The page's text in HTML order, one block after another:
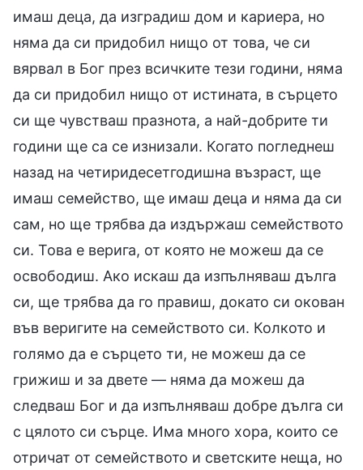
имаш деца, да изградиш дом и кариера, но
няма да си придобил нищо от това, че си
вярвал в Бог през всичките тези години, няма
да си придобил нищо от истината, в сърцето
си ще чувстваш празнота, а най-добрите ти
години ще са се изнизали. Когато погледнеш
назад на четиридесетгодишна възраст, ще
имаш семейство, ще имаш деца и няма да си
сам, но ще трябва да издържаш семейството
си. Това е верига, от която не можеш да се
освободиш. Ако искаш да изпълняваш дълга
си, ще трябва да го правиш, докато си окован
във веригите на семейството си. Колкото и
голямо да е сърцето ти, не можеш да се
грижиш и за двете — няма да можеш да
следваш Бог и да изпълняваш добре дълга си
с цялото си сърце. Има много хора, които се
отричат от семейството и светските неща, но